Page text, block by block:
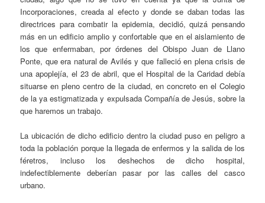
Incorporaciones, creada al efecto y donde se daban todas las
directrices para combatir la epidemia, decidió, quizá pensando
más en un edificio amplio y confortable que en el aislamiento de
los que enfermaban, por órdenes del Obispo Juan de Llano
Ponte, que era natural de Avilés y que falleció en plena crisis de
una apoplejía, el 23 de abril, que el Hospital de la Caridad debía
situarse en pleno centro de la ciudad, en concreto en el Colegio
de la ya estigmatizada y expulsada Compañía de Jesús, sobre la
que haremos un trabajo.
La ubicación de dicho edificio dentro la ciudad puso en peligro a
toda la población porque la llegada de enfermos y la salida de los
féretros, incluso los deshechos de dicho hospital,
indefectiblemente deberían pasar por las calles del casco
urbano.